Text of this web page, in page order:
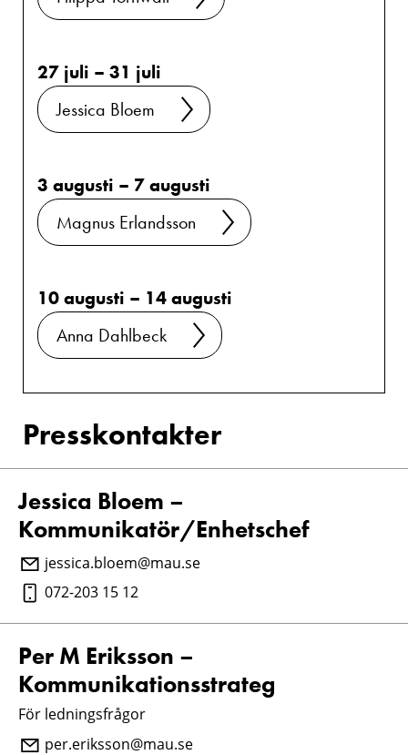
27 juli – 31 juli
Jessica Bloem
3 augusti – 7 augusti
Magnus Erlandsson
10 augusti – 14 augusti
Anna Dahlbeck
Presskontakter
Jessica Bloem –
Kommunikatör/Enhetschef
jessica.bloem@mau.se
072-203 15 12
Per M Eriksson –
Kommunikationsstrateg
För ledningsfrågor
per.eriksson@mau.se